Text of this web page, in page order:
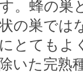
。蜂の巣
の巣では
とてもよ
いた完熟